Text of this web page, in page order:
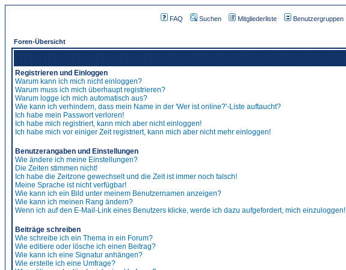
FAQ Suchen Mitgliederliste Benutzergruppen
Foren-Übersicht
Registrieren und Einloggen
Warum kann ich mich nicht einloggen?
Warum muss ich mich überhaupt registrieren?
Warum logge ich mich automatisch aus?
Wie kann ich verhindern, dass mein Name in der 'Wer ist online?'-Liste auftaucht?
Ich habe mein Passwort verloren!
Ich habe mich registriert, kann mich aber nicht einloggen!
Ich habe mich vor einiger Zeit registriert, kann mich aber nicht mehr einloggen!
Benutzerangaben und Einstellungen
Wie ändere ich meine Einstellungen?
Die Zeiten stimmen nicht!
Ich habe die Zeitzone gewechselt und die Zeit ist immer noch falsch!
Meine Sprache ist nicht verfügbar!
Wie kann ich ein Bild unter meinem Benutzernamen anzeigen?
Wie kann ich meinen Rang ändern?
Wenn ich auf den E-Mail-Link eines Benutzers klicke, werde ich dazu aufgefordert, mich einzuloggen!
Beiträge schreiben
Wie schreibe ich ein Thema in ein Forum?
Wie editiere oder lösche ich einen Beitrag?
Wie kann ich eine Signatur anhängen?
Wie erstelle ich eine Umfrage?